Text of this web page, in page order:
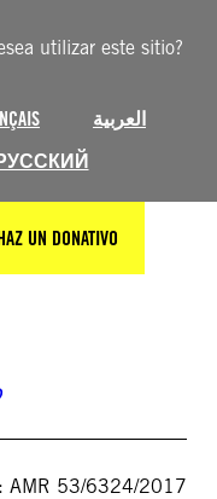
utilizar este sitio?
العربية
UN DONATIVO
AMR 53/6324/2017